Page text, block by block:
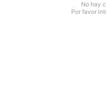
No hay
Por favor